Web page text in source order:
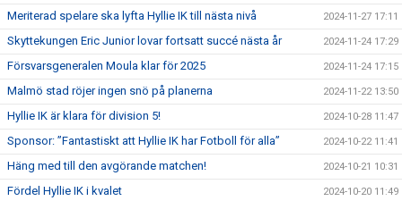
Meriterad spelare ska lyfta Hyllie IK till nästa nivå 2024-11-27 17:11
Skyttekungen Eric Junior lovar fortsatt succé nästa år 2024-11-24 17:29
Försvarsgeneralen Moula klar för 2025 2024-11-24 17:15
Malmö stad röjer ingen snö på planerna 2024-11-22 13:50
Hyllie IK är klara för division 5! 2024-10-28 11:47
Sponsor: ”Fantastiskt att Hyllie IK har Fotboll för alla” 2024-10-22 11:41
Häng med till den avgörande matchen! 2024-10-21 10:31
Fördel Hyllie IK i kvalet 2024-10-20 11:49